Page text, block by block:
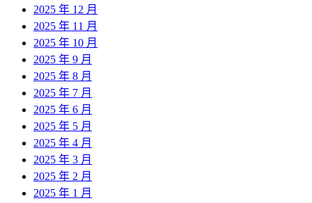
2025 年 12 月
2025 年 11 月
2025 年 10 月
2025 年 9 月
2025 年 8 月
2025 年 7 月
2025 年 6 月
2025 年 5 月
2025 年 4 月
2025 年 3 月
2025 年 2 月
2025 年 1 月